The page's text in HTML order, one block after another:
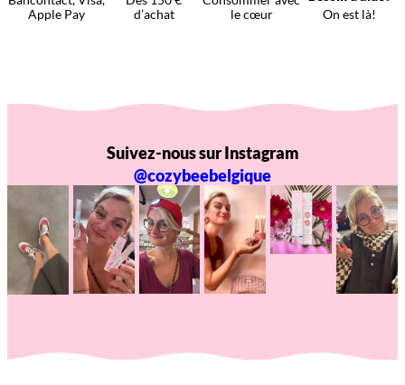
Apple Pay
d’achat
le cœur
On est là!
Suivez-nous sur Instagram
@cozybeebelgique